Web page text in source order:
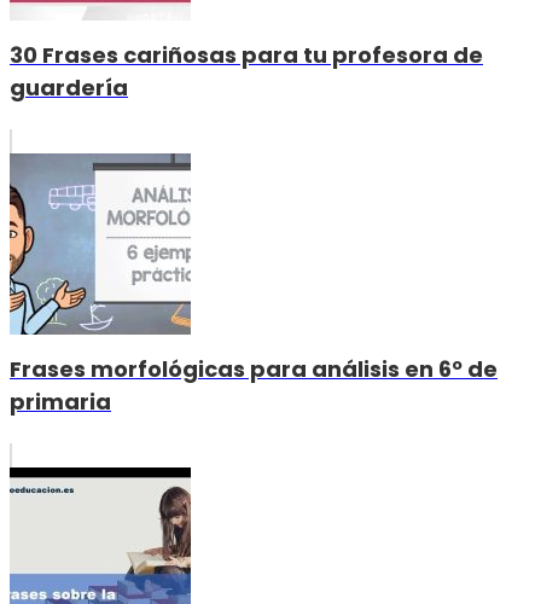
30 Frases cariñosas para tu profesora de
guardería
Frases morfológicas para análisis en 6º de
primaria